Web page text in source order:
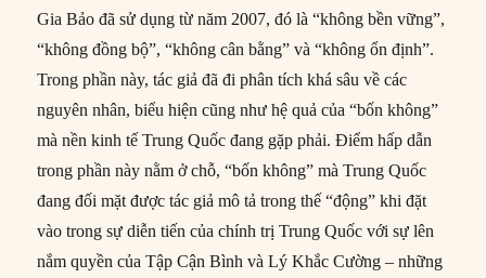
Gia Bảo đã sử dụng từ năm 2007, đó là “không bền vững”,
“không đồng bộ”, “không cân bằng” và “không ổn định”.
Trong phần này, tác giả đã đi phân tích khá sâu về các
nguyên nhân, biểu hiện cũng như hệ quả của “bốn không”
mà nền kinh tế Trung Quốc đang gặp phải. Điểm hấp dẫn
trong phần này nằm ở chỗ, “bốn không” mà Trung Quốc
đang đối mặt được tác giả mô tả trong thế “động” khi đặt
vào trong sự diễn tiến của chính trị Trung Quốc với sự lên
nắm quyền của Tập Cận Bình và Lý Khắc Cường – những